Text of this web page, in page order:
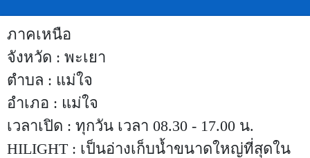
ภาคเหนือ
จังหวัด : พะเยา
ตำบล : แม่ใจ
อำเภอ : แม่ใจ
เวลาเปิด : ทุกวัน เวลา 08.30 - 17.00 น.
HILIGHT : เป็นอ่างเก็บน้ำขนาดใหญ่ที่สุดใน